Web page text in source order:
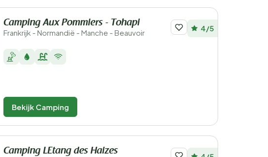
Camping Aux Pommiers - Tohapi
Frankrijk - Normandië - Manche - Beauvoir 4/5
Bekijk Camping
Camping LEtang des Haizes